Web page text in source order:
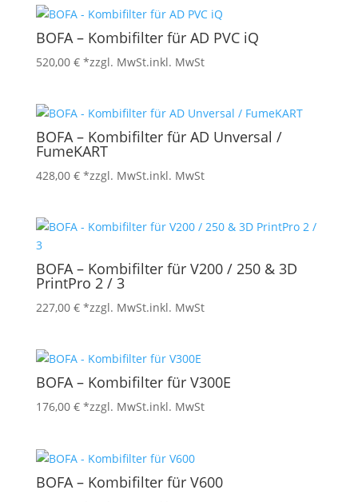
BOFA – Kombifilter für AD PVC iQ
520,00 € *zzgl. MwSt.inkl. MwSt
BOFA – Kombifilter für AD Unversal /
FumeKART
428,00 € *zzgl. MwSt.inkl. MwSt
BOFA – Kombifilter für V200 / 250 & 3D
PrintPro 2 / 3
227,00 € *zzgl. MwSt.inkl. MwSt
BOFA – Kombifilter für V300E
176,00 € *zzgl. MwSt.inkl. MwSt
BOFA – Kombifilter für V600